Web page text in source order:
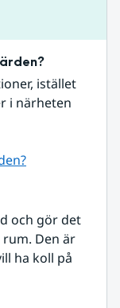
istället
i närheten
och gör det
Den är
ha koll på